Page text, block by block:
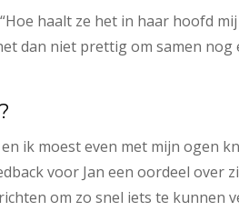
haalt ze het in haar hoofd
dan niet prettig om samen
ik moest even met mijn ogen
voor Jan een oordeel over
om zo snel iets te kunnen